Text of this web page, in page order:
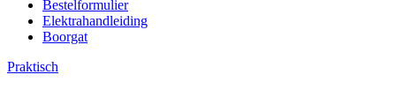
Bestelformulier
Elektrahandleiding
Boorgat
Praktisch